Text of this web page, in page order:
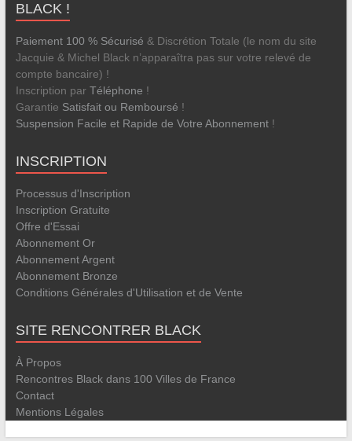
BLACK !
Paiement 100 % Sécurisé & Discrétion Totale (le nom du site
Jacquie & Michel Black n’apparaîtra pas sur votre relevé de
compte bancaire) !
Inscription par Téléphone !
Garantie Satisfait ou Remboursé !
Suspension Facile et Rapide de Votre Abonnement!
INSCRIPTION
Processus d'Inscription
Inscription Gratuite
Offre d'Essai
Abonnement Or
Abonnement Argent
Abonnement Bronze
Conditions Générales d'Utilisation et de Vente
SITE RENCONTRER BLACK
À Propos
Rencontres Black dans 100 Villes de France
Contact
Mentions Légales